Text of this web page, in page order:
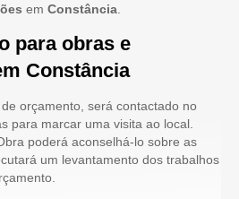
em Constância
para obras e
Constância
orçamento, será contactado no
para marcar uma visita ao local.
poderá aconselhá-lo sobre as
um levantamento dos trabalhos